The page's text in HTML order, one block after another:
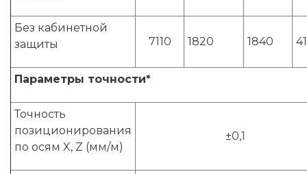
Без кабинетной
защиты
7110 1820 1840
Параметры точности*
Точность
позиционирования
по осям X, Z (мм/м)
±0,1